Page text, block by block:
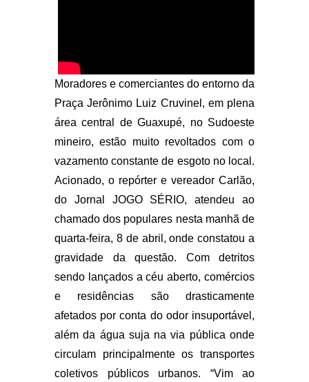
Moradores e comerciantes do entorno da
Praça Jerônimo Luiz Cruvinel, em plena
área central de Guaxupé, no Sudoeste
mineiro, estão muito revoltados com o
vazamento constante de esgoto no local.
Acionado, o repórter e vereador Carlão,
do Jornal JOGO SÉRIO, atendeu ao
chamado dos populares nesta manhã de
quarta-feira, 8 de abril, onde constatou a
gravidade da questão. Com detritos
sendo lançados a céu aberto, comércios
e residências são drasticamente
afetados por conta do odor insuportável,
além da água suja na via pública onde
circulam principalmente os transportes
coletivos públicos urbanos. “Vim ao